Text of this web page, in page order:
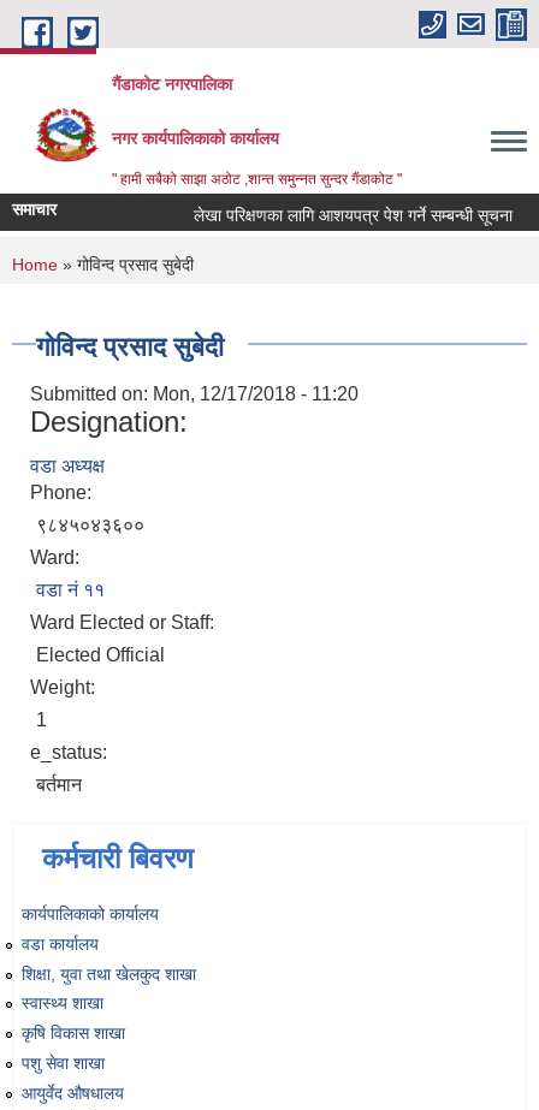
Skip to main content
गैंडाकोट नगरपालिका
नगर कार्यपालिकाको कार्यालय
" हामी सबैको साझा अठोट ,शान्त समुन्नत सुन्दर गैंडाकोट "
समाचार लेखा परिक्षणका लागि आशयपत्र पेश गर्ने सम्बन्धी सूचना
You are here
Home » गोविन्द प्रसाद सुबेदी
गोविन्द प्रसाद सुबेदी
Submitted on: Mon, 12/17/2018 - 11:20
Designation:
वडा अध्यक्ष
Phone:
९८४५०४३६००
Ward:
वडा नं ११
Ward Elected or Staff:
Elected Official
Weight:
1
e_status:
बर्तमान
कर्मचारी बिवरण
कार्यपालिकाको कार्यालय
वडा कार्यालय
शिक्षा, युवा तथा खेलकुद शाखा
स्वास्थ्य शाखा
कृषि विकास शाखा
पशु सेवा शाखा
आयुर्वेद औषधालय